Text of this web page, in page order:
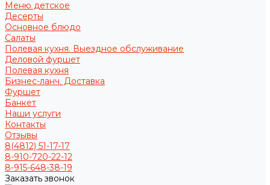
Меню детское
Десерты
Основное блюдо
Салаты
Полевая кухня. Выездное обслуживание
Деловой фуршет
Полевая кухня
Бизнес-ланч. Доставка
Фуршет
Банкет
Наши услуги
Контакты
Отзывы
8(4812) 51-17-17
8-910-720-22-12
8-915-648-38-19
Заказать звонок